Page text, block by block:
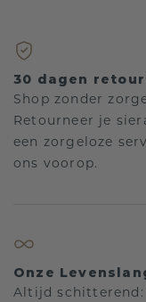
30 dagen retour
Shop zonder
Retourneer je
een zorgeloze
ons voorop.
Onze
Altijd schitterend: